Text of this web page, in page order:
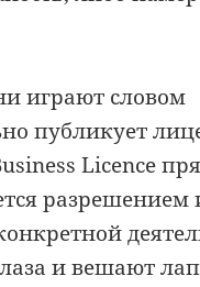
играют словом
публикует
Licence
разрешением
и вешают